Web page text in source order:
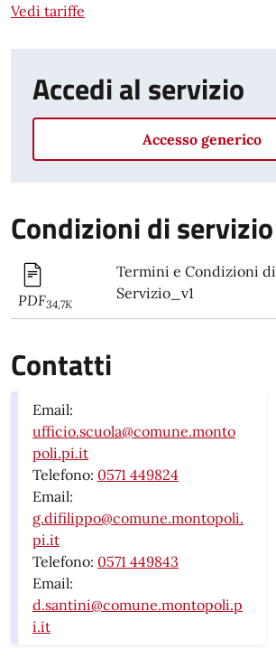
Vedi tariffe
Accedi al servizio
Accesso generico
Condizioni di servizio
PDF34,7K
Termini e Condizioni di
Servizio_v1
Contatti
Email:
ufficio.scuola@comune.monto
poli.pi.it
Telefono: 0571 449824
Email:
g.difilippo@comune.montopoli.
pi.it
Telefono: 0571 449843
Email:
d.santini@comune.montopoli.p
i.it